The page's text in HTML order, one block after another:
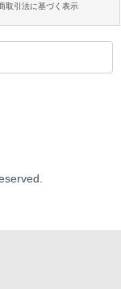
取引法に基づく表示